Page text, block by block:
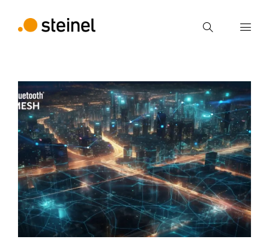
Zoek
Zoek
Voer een zoekterm in